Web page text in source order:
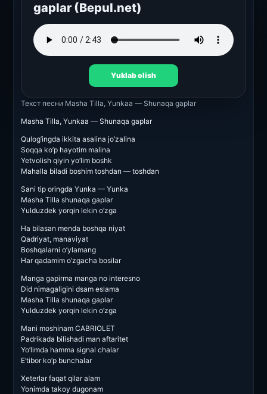
gaplar (Bepul.net)
Yuklab olish
Текст песни Masha Tilla, Yunkaa — Shunaqa gaplar
Masha Tilla, Yunkaa — Shunaqa gaplar
Qulog’ingda ikkita asalina jo’zalina
Soqqa ko’p hayotim malina
Yetvolish qiyin yo’lim boshk
Mahalla biladi boshim toshdan — toshdan
Sani tip oringda Yunka — Yunka
Masha Tilla shunaqa gaplar
Yulduzdek yorqin lekin o’zga
Ha bilasan menda boshqa niyat
Qadriyat, manaviyat
Boshqalarni o’ylamang
Har qadamim o’zgacha bosilar
Manga gapirma manga no interesno
Did nimagaligini dsam eslama
Masha Tilla shunaqa gaplar
Yulduzdek yorqin lekin o’zga
Mani moshinam CABRIOLET
Padrikada bilishadi man aftaritet
Yo’limda hamma signal chalar
E’tibor ko’p bunchalar
Xeterlar faqat qilar alam
Yonimda takoy dugonam